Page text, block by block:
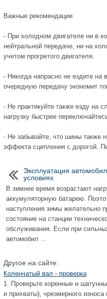
Важные рекомендации
- При холодном двигателе ни в
нейтральной передаче, ни на
учетом прогретого двигателя.
- Никогда напрасно не ездите
очередную передачу экономит
- Не практикуйте также езду на
нагрузку быстрее
- Не забывайте, что шины также
эффекта сцепления с дорогой.
Эксплуатация
условиях
В зимнее время возрастают
аккумуляторную батарею.
наступления зимы желательно
состояние на станции
обслуживания. Если при
автомобил ...
Другое на сайте:
Коленчатый вал - проверка
1. Проверьте коренные и
и прихваты), чрезмерного